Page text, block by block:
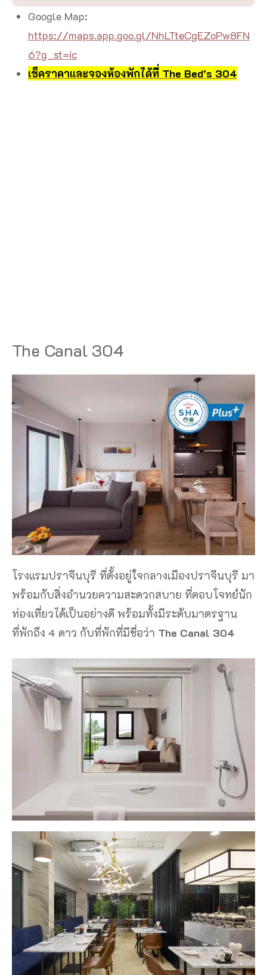
Google Map:
https://maps.app.goo.gl/NhLTteCgEZoPw8FN
6?g_st=ic
เช็คราคาและจองห้องพักได้ที่ The Bed’s 304
The Canal 304
โรงแรมปราจีนบุรี ที่ตั้งอยู่ใจกลางเมืองปราจีนบุรี มา
พร้อมกับสิ่งอำนวยความสะดวกสบาย ที่ตอบโจทย์นัก
ท่องเที่ยวได้เป็นอย่างดี พร้อมทั้งมีระดับมาตรฐาน
ที่พักถึง 4 ดาว กับที่พักที่มีชื่อว่า The Canal 304